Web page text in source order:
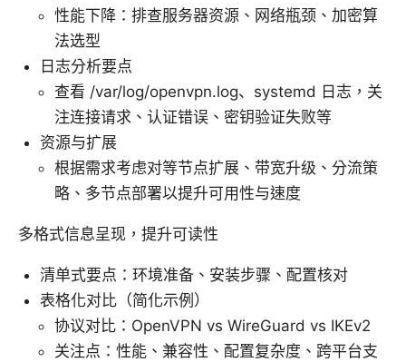
性能下降：排查服务器资源、网络瓶颈、加密算
法选型
日志分析要点
查看 /var/log/openvpn.log、systemd 日志，关
注连接请求、认证错误、密钥验证失败等
资源与扩展
根据需求考虑对等节点扩展、带宽升级、分流策
略、多节点部署以提升可用性与速度
多格式信息呈现，提升可读性
清单式要点：环境准备、安装步骤、配置核对
表格化对比（简化示例）
协议对比：OpenVPN vs WireGuard vs IKEv2
关注点：性能、兼容性、配置复杂度、跨平台支